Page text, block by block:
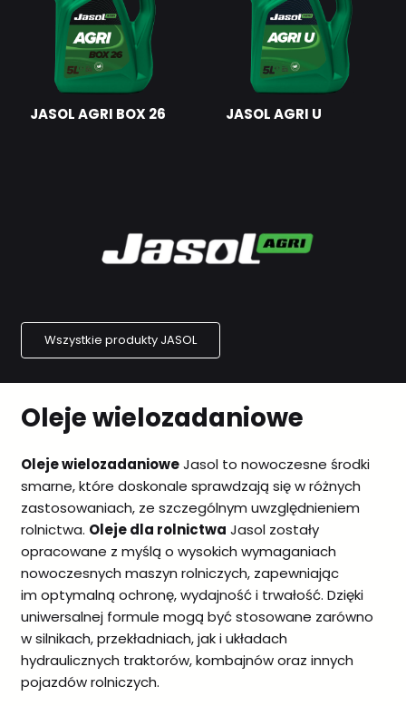
JASOL AGRI BOX 26 JASOL AGRI U
Wszystkie produkty JASOL
Oleje wielozadaniowe
Oleje wielozadanioweJasol to nowoczesne środki
smarne, które doskonale sprawdzają się w różnych
zastosowaniach, ze szczególnym uwzględnieniem
rolnictwa. Oleje dla rolnictwa Jasol zostały
opracowane z myślą o wysokich wymaganiach
nowoczesnych maszyn rolniczych, zapewniając
im optymalną ochronę, wydajność i trwałość. Dzięki
uniwersalnej formule mogą być stosowane zarówno
w silnikach, przekładniach, jak i układach
hydraulicznych traktorów, kombajnów oraz innych
pojazdów rolniczych.